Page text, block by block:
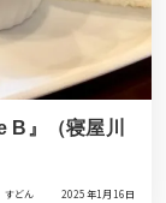
B』（寝屋川
すどん 2025年1月16日